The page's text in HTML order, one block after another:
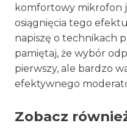
komfortowy mikrofon
osiągnięcia tego
napiszę o technikach
pamiętaj, że wybór
pierwszy, ale bardzo
efektywnego
Zobacz